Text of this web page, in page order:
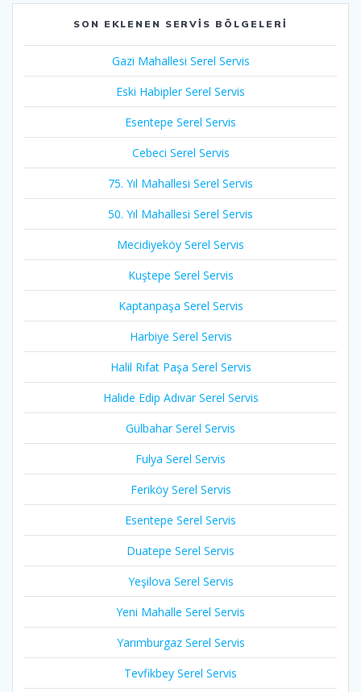
SON EKLENEN SERVIS BÖLGELERI
Gazi Mahallesi Serel Servis
Eski Habipler Serel Servis
Esentepe Serel Servis
Cebeci Serel Servis
75. Yıl Mahallesi Serel Servis
50. Yıl Mahallesi Serel Servis
Mecidiyeköy Serel Servis
Kuştepe Serel Servis
Kaptanpaşa Serel Servis
Harbiye Serel Servis
Halil Rıfat Paşa Serel Servis
Halide Edip Adıvar Serel Servis
Gülbahar Serel Servis
Fulya Serel Servis
Feriköy Serel Servis
Esentepe Serel Servis
Duatepe Serel Servis
Yeşilova Serel Servis
Yeni Mahalle Serel Servis
Yarımburgaz Serel Servis
Tevfikbey Serel Servis